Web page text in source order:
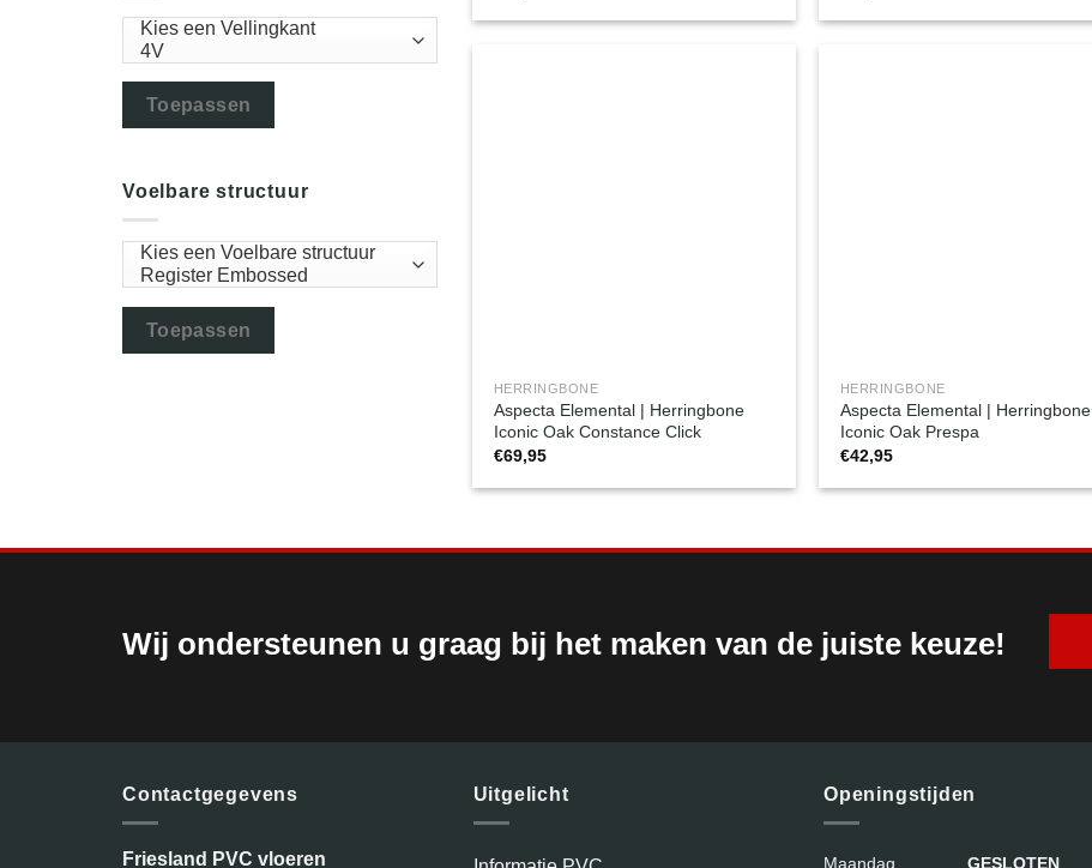
Toepassen
Voelbare structuur
Toepassen
HERRINGBONE
Aspecta Elemental | Herringbone
Iconic Oak Constance Click
€69,95
HERRINGBONE
Aspecta Elemental | Herringbone
Iconic Oak Prespa
€42,95
Wij ondersteunen u graag bij het maken van de juiste keuze!
Contactgegevens
Friesland PVC vloeren
Uitgelicht Openingstijden
Maandag GESLOTEN